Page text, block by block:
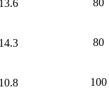
13.6
14.3 80
10.8 100